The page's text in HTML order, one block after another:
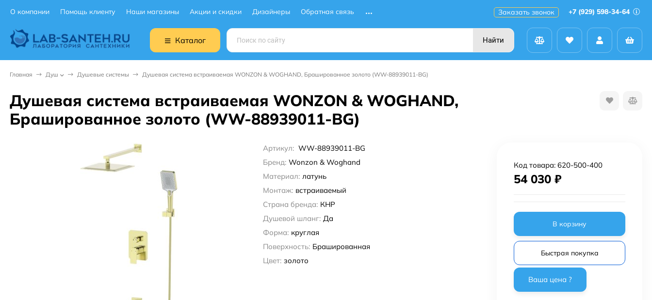
О компании Помощь клиенту Наши магазины Акции и скидки Дизайнеры Обратная связь Заказать звонок +7 (929) 598-34-64
Каталог Найти
Главная Душ Душевые системы Душевая система встраиваемая WONZON & WOGHAND, Брашированное золото (WW-88939011-BG)
Душевая система встраиваемая WONZON & WOGHAND,
Брашированное золото (WW-88939011-BG)
Артикул: WW-88939011-BG
Бренд: Wonzon & Woghand
Материал: латунь
Монтаж: встраиваемый
Страна бренда: КНР
Душевой шланг: Да
Форма: круглая
Поверхность: Брашированная
Цвет: золото
Код товара: 620-500-400
54 030 ₽
В корзину
Быстрая покупка